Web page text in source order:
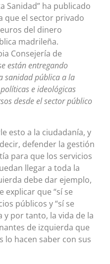
Sanidad” ha publicado
que el sector privado
del dinero
madrileña.
Consejería de
están entregando
sanidad pública a la
e ideológicas
desde el sector público
esto a la ciudadanía, y
defender la gestión
para que los servicios
llegar a toda la
debe dar ejemplo,
explicar que “sí se
públicos y “sí se
y por tanto, la vida de la
de izquierda que
lo hacen saber con sus